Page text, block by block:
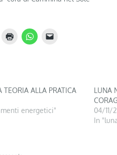
TEORIA ALLA PRATICA
energetici"
LUNA
04/11/
In